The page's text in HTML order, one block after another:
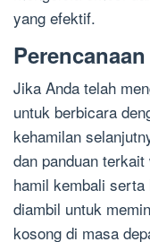
yang efektif.
Jika Anda telah
untuk berbicara
kehamilan
dan panduan
hamil kembali
diambil untuk
kosong di masa